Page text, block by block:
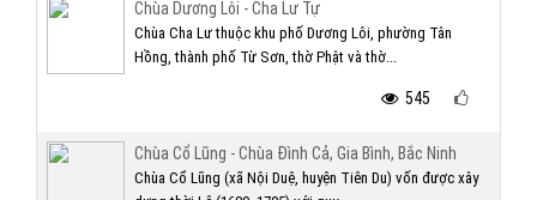
Chùa Dương Lôi - Cha Lư Tự
Chùa Cha Lư thuộc khu phố Dương Lôi, phường Tân
Hồng, thành phố Từ Sơn, thờ Phật và thờ...
545
Chùa Cổ Lũng - Chùa Đình Cả, Gia Bình, Bắc Ninh
Chùa Cổ Lũng (xã Nội Duệ, huyện Tiên Du) vốn được xây